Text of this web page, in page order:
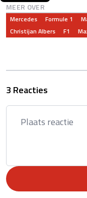
MEER OVER
Mercedes Formule 1
Christijan Albers
F1
3 Reacties